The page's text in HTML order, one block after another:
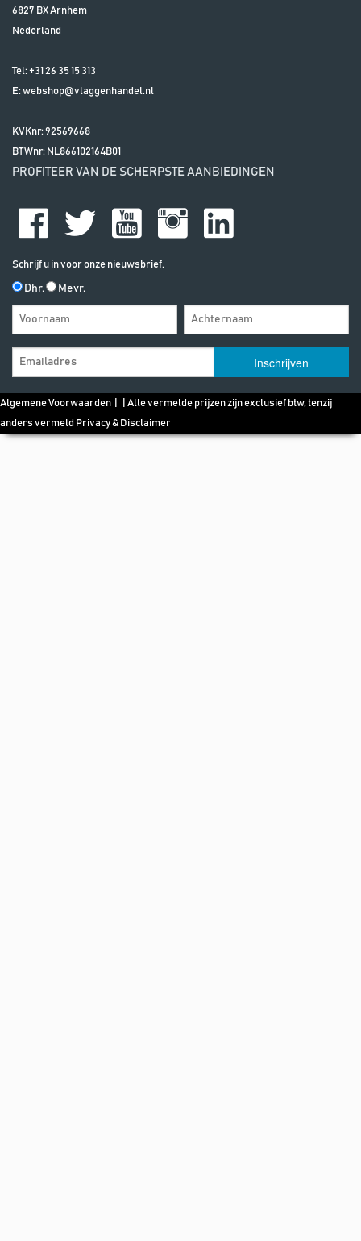
6827 BXArnhem
Nederland
Tel: +31 26 35 15 313
E:webshop@vlaggenhandel.nl
KVKnr: 92569668
BTWnr: NL866102164B01
PROFITEER VAN DE SCHERPSTE AANBIEDINGEN
Schrijf u in voor onze nieuwsbrief.
Dhr. Mevr.
Algemene Voorwaarden | | Alle vermelde prijzen zijn exclusief btw, tenzij
anders vermeld Privacy & Disclaimer